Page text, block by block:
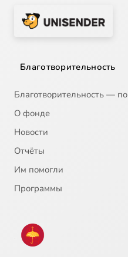
Благотворительность
Благотворительность —
О фонде
Новости
Отчёты
Им помогли
Программы